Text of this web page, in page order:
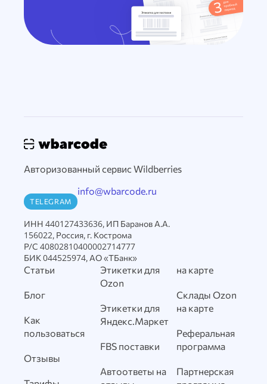
Авторизованный сервис Wildberries
TELEGRAM
info@wbarcode.ru
ИНН 440127433636, ИП Баранов А.А.
156022, Россия, г. Кострома
Р/С 40802810400002714777
БИК 044525974, АО «ТБанк»
Статьи
Блог
Как
пользоваться
Отзывы
Этикетки для
Ozon
Этикетки для
Яндекс.Маркет
FBS поставки
Автоответы на
на карте
Склады Ozon
на карте
Реферальная
программа
Партнерская